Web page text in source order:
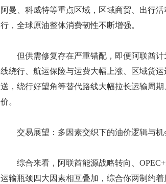
阿曼、科威特等重点区域，区域商贸、出行
行，全球原油整体消费韧性不断增强。
但供需修复存在严重错配，即便阿联酋计
线绕行、航运保险与运费大幅上涨、区域货
送，绕行好望角等替代路线大幅拉长运输周
价。
交易展望：多因素交织下的油价逻辑与机
综合来看，阿联酋能源战略转向、OPEC+
运输瓶颈四大因素相互叠加，综合你两制约着